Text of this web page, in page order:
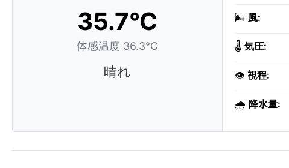
35.7°C
体感温度 36.3°C
晴れ
🌬️ 風:
🌡️ 気圧:
👁️ 視程:
🌧️ 降水量: